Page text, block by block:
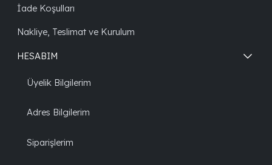
İade Koşulları
Nakliye, Teslimat ve Kurulum
HESABIM
Üyelik Bilgilerim
Adres Bilgilerim
Siparişlerim